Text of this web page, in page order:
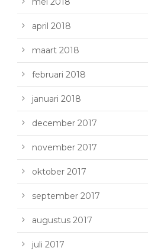
april 2018
maart 2018
februari 2018
januari 2018
december 2017
november 2017
oktober 2017
september 2017
augustus 2017
juli 2017